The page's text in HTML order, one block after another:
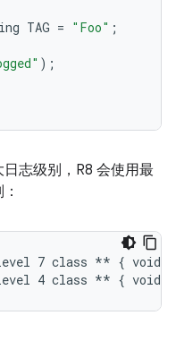
TAG = "Foo" ;
);
志级别，R8 会使用最
7 class ** {